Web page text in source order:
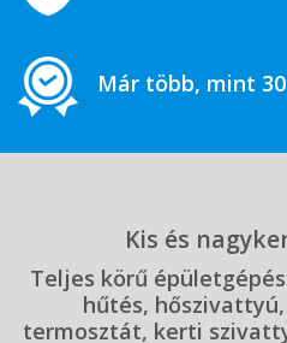
Már több, mint
Kis és
Teljes körű
hűtés,
termosztát, kerti